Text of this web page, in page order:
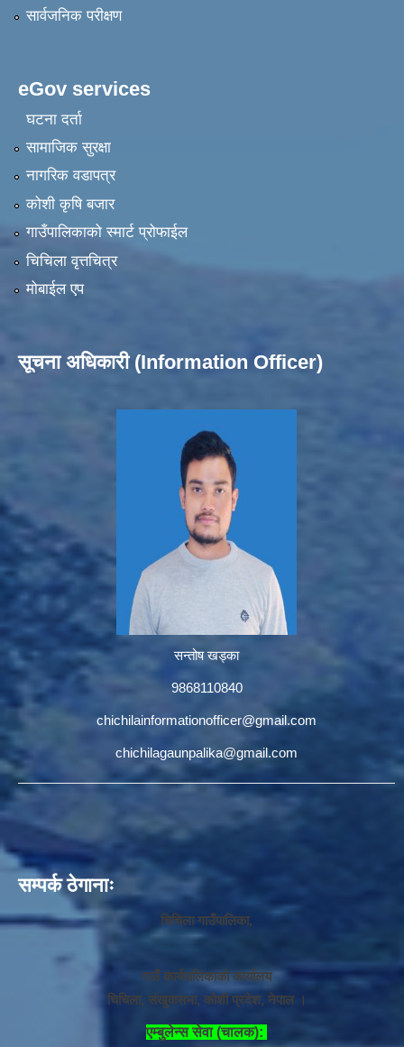
सार्वजनिक परीक्षण
eGov services
घटना दर्ता
सामाजिक सुरक्षा
नागरिक वडापत्र
कोशी कृषि बजार
गाउँपालिकाको स्मार्ट प्रोफाईल
चिचिला वृत्तचित्र
मोबाईल एप
सूचना अधिकारी (Information Officer)
सन्तोष खड्का
9868110840
chichilainformationofficer@gmail.com
chichilagaunpalika@gmail.com
सम्पर्क ठेगानाः
चिचिला गाउँपालिका,
गाउँ कार्यपालिकाको कार्यालय
चिचिला, संखुवासभा, कोशी प्रदेश, नेपाल ।
एम्बुलेन्स सेवा (चालक):